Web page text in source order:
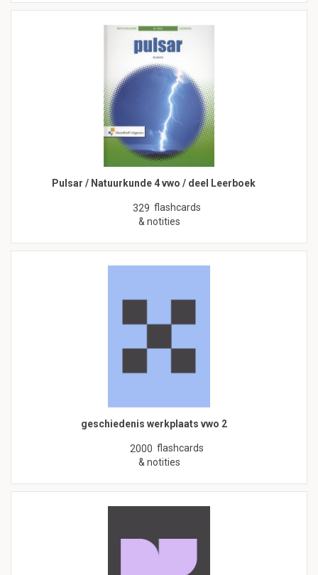
Pulsar / Natuurkunde 4 vwo / deel Leerboek
329 flashcards
& notities
geschiedenis werkplaats vwo 2
2000 flashcards
& notities